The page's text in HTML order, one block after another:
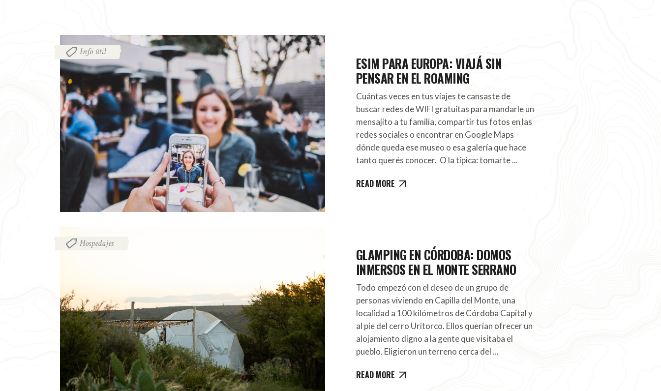
Info útil
ESIM PARA EUROPA: VIAJÁ SIN
PENSAR EN EL ROAMING
Cuántas veces en tus viajes te cansaste de
buscar redes de WIFI gratuitas para mandarle un
mensajito a tu familia, compartir tus fotos en las
redes sociales o encontrar en Google Maps
dónde queda ese museo o esa galería que hace
tanto querés conocer. O la típica: tomarte
READ MORE
Hospedajes
GLAMPING EN CÓRDOBA: DOMOS
INMERSOS EN EL MONTE SERRANO
Todo empezó con el deseo de un grupo de
personas viviendo en Capilla del Monte, una
localidad a 100 kilómetros de Córdoba Capital y
al pie del cerro Uritorco. Ellos querían ofrecer un
alojamiento digno a la gente que visitaba el
pueblo. Eligieron un terreno cerca del
READ MORE